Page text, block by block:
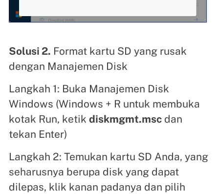
Solusi 2. Format kartu SD yang rusak
dengan Manajemen Disk
Langkah 1: Buka Manajemen Disk
Windows (Windows + R untuk membuka
kotak Run, ketik diskmgmt.mscdan
tekan Enter)
Langkah 2: Temukan kartu SD Anda, yang
seharusnya berupa disk yang dapat
dilepas, klik kanan padanya dan pilih